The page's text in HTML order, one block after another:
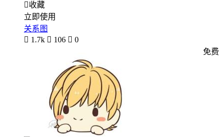
收藏
立即使用
关系图
 1.7k  106  0
免费